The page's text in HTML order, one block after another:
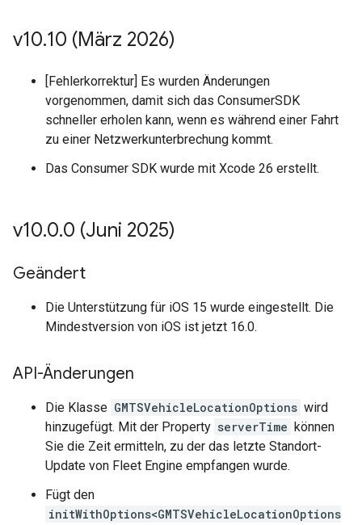
v10.10 (März 2026)
[Fehlerkorrektur] Es wurden Änderungen
vorgenommen, damit sich das ConsumerSDK
schneller erholen kann, wenn es während einer Fahrt
zu einer Netzwerkunterbrechung kommt.
Das Consumer SDK wurde mit Xcode 26 erstellt.
v10.0.0 (Juni 2025)
Geändert
Die Unterstützung für iOS 15 wurde eingestellt. Die
Mindestversion von iOS ist jetzt 16.0.
API-Änderungen
Die Klasse GMTSVehicleLocationOptions wird
hinzugefügt. Mit der Property serverTime können
Sie die Zeit ermitteln, zu der das letzte Standort-
Update von Fleet Engine empfangen wurde.
Fügt den
initWithOptions<GMTSVehicleLocationOptions